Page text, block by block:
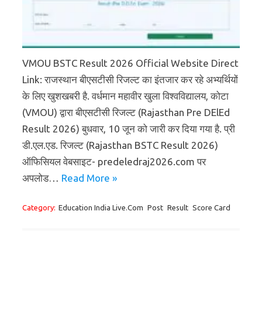
VMOU BSTC Result 2026 Official Website Direct
Link: राजस्थान बीएसटीसी रिजल्ट का इंतजार कर रहे अभ्यर्थियों
के लिए खुशखबरी है. वर्धमान महावीर खुला विश्वविद्यालय, कोटा
(VMOU) द्वारा बीएसटीसी रिजल्ट (Rajasthan Pre DElEd
Result 2026) बुधवार, 10 जून को जारी कर दिया गया है. प्री
डी.एल.एड. रिजल्ट (Rajasthan BSTC Result 2026)
ऑफिसियल वेबसाइट- predeledraj2026.com पर
अपलोड… Read More »
Category: Education India Live.Com Post Result Score Card